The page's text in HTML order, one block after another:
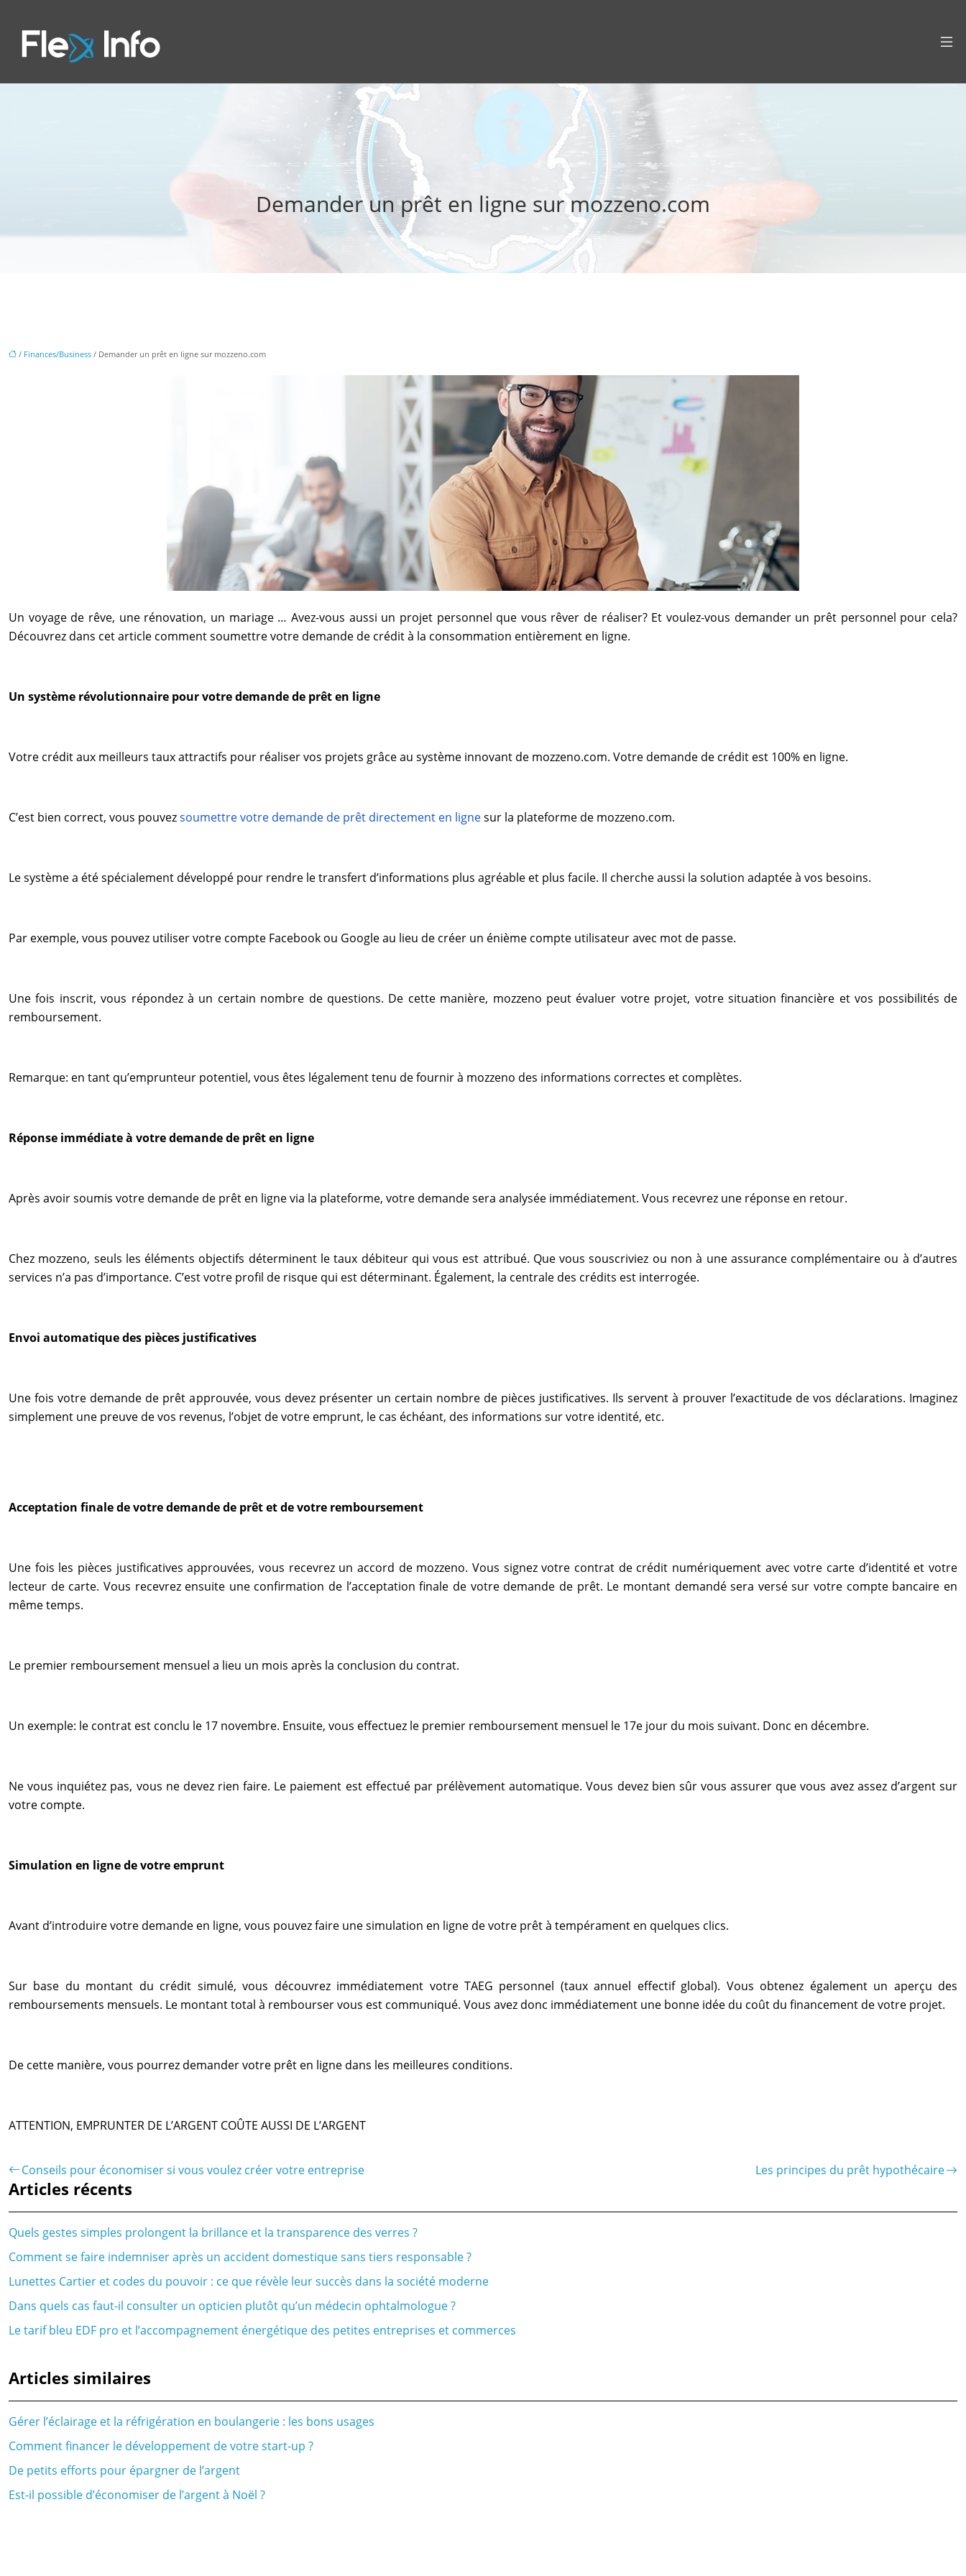
Demander un prêt en ligne sur mozzeno.com
/ Finances/Business / Demander un prêt en ligne sur mozzeno.com
Un voyage de rêve, une rénovation, un mariage … Avez-vous aussi un projet personnel que vous rêver de réaliser? Et voulez-vous demander un prêt personnel pour cela?
Découvrez dans cet article comment soumettre votre demande de crédit à la consommation entièrement en ligne.
Un système révolutionnaire pour votre demande de prêt en ligne
Votre crédit aux meilleurs taux attractifs pour réaliser vos projets grâce au système innovant de mozzeno.com. Votre demande de crédit est 100% en ligne.
C’est bien correct, vous pouvezsoumettre votre demande de prêt directement en lignesur la plateforme de mozzeno.com.
Le système a été spécialement développé pour rendre le transfert d’informations plus agréable et plus facile. Il cherche aussi la solution adaptée à vos besoins.
Par exemple, vous pouvez utiliser votre compte Facebook ou Google au lieu de créer un énième compte utilisateur avec mot de passe.
Une fois inscrit, vous répondez à un certain nombre de questions. De cette manière, mozzeno peut évaluer votre projet, votre situation financière et vos possibilités de
remboursement.
Remarque: en tant qu’emprunteur potentiel, vous êtes légalement tenu de fournir à mozzeno des informations correctes et complètes.
Réponse immédiate à votre demande de prêt en ligne
Après avoir soumis votre demande de prêt en ligne via la plateforme, votre demande sera analysée immédiatement. Vous recevrez une réponse en retour.
Chez mozzeno, seuls les éléments objectifs déterminent le taux débiteur qui vous est attribué. Que vous souscriviez ou non à une assurance complémentaire ou à d’autres
services n’a pas d’importance. C’est votre profil de risque qui est déterminant. Également, la centrale des crédits est interrogée.
Envoi automatique des pièces justificatives
Une fois votre demande de prêt approuvée, vous devez présenter un certain nombre de pièces justificatives. Ils servent à prouver l’exactitude de vos déclarations. Imaginez
simplement une preuve de vos revenus, l’objet de votre emprunt, le cas échéant, des informations sur votre identité, etc.
Acceptation finale de votre demande de prêt et de votre remboursement
Une fois les pièces justificatives approuvées, vous recevrez un accord de mozzeno. Vous signez votre contrat de crédit numériquement avec votre carte d’identité et votre
lecteur de carte. Vous recevrez ensuite une confirmation de l’acceptation finale de votre demande de prêt. Le montant demandé sera versé sur votre compte bancaire en
même temps.
Le premier remboursement mensuel a lieu un mois après la conclusion du contrat.
Un exemple: le contrat est conclu le 17 novembre. Ensuite, vous effectuez le premier remboursement mensuel le 17e jour du mois suivant. Donc en décembre.
Ne vous inquiétez pas, vous ne devez rien faire. Le paiement est effectué par prélèvement automatique. Vous devez bien sûr vous assurer que vous avez assez d’argent sur
votre compte.
Simulation en ligne de votre emprunt
Avant d’introduire votre demande en ligne, vous pouvez faire une simulation en ligne de votre prêt à tempérament en quelques clics.
Sur base du montant du crédit simulé, vous découvrez immédiatement votre TAEG personnel (taux annuel effectif global). Vous obtenez également un aperçu des
remboursements mensuels. Le montant total à rembourser vous est communiqué. Vous avez donc immédiatement une bonne idée du coût du financement de votre projet.
De cette manière, vous pourrez demander votre prêt en ligne dans les meilleures conditions.
ATTENTION, EMPRUNTER DE L’ARGENT COÛTE AUSSI DE L’ARGENT
Conseils pour économiser si vous voulez créer votre entreprise Les principes du prêt hypothécaire
Articles récents
Quels gestes simples prolongent la brillance et la transparence des verres ?
Comment se faire indemniser après un accident domestique sans tiers responsable ?
Lunettes Cartier et codes du pouvoir : ce que révèle leur succès dans la société moderne
Dans quels cas faut-il consulter un opticien plutôt qu’un médecin ophtalmologue ?
Le tarif bleu EDF pro et l’accompagnement énergétique des petites entreprises et commerces
Articles similaires
Gérer l’éclairage et la réfrigération en boulangerie : les bons usages
Comment financer le développement de votre start-up ?
De petits efforts pour épargner de l’argent
Est-il possible d’économiser de l’argent à Noël ?